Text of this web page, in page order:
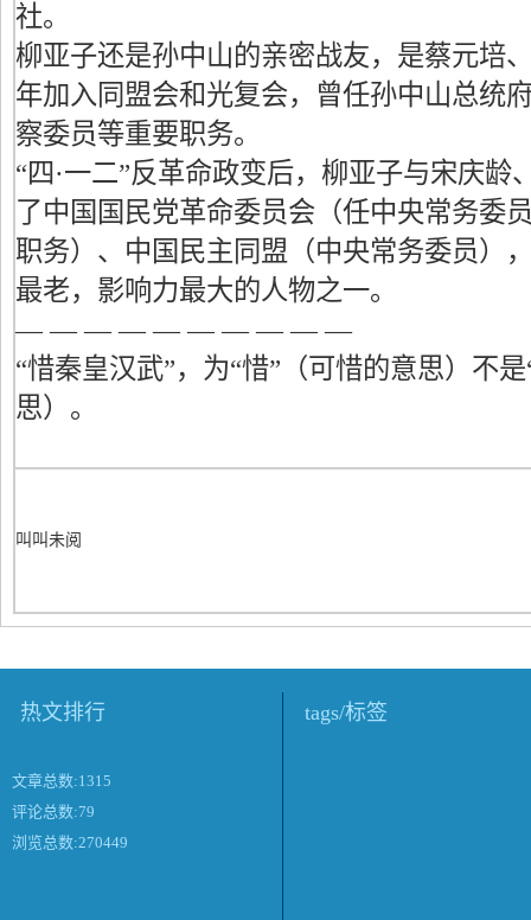
社。
柳亚子还是孙中山的亲密战友，是蔡元培
年加入同盟会和光复会，曾任孙中山总统
察委员等重要职务。
“四·一二”反革命政变后，柳亚子与宋庆龄
了中国国民党革命委员会（任中央常务委
职务）、中国民主同盟（中央常务委员）
最老，影响力最大的人物之一。
— — — — — — — — — —
“惜秦皇汉武”，为“惜”（可惜的意思）不
思）。
叫叫未阅
热文排行
文章总数:1315
评论总数:79
浏览总数:270449
tags/标签